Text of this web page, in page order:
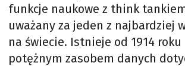
funkcje naukowe z think
uważany za jeden z najbardziej
na świecie. Istnieje od 1914
potężnym zasobem danych